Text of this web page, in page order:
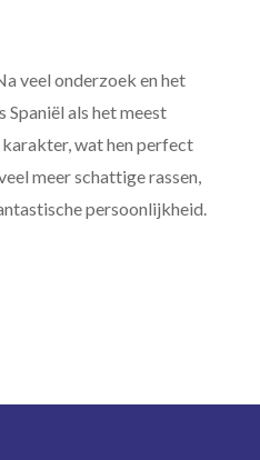
veel onderzoek en het
als het meest
karakter, wat hen perfect
meer schattige rassen,
persoonlijkheid.